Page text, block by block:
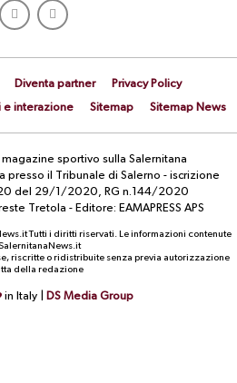
Diventa partner
Privacy Policy
e interazione
Sitemap Sitemap News
sportivo sulla Salernitana
presso il Tribunale di Salerno - iscrizione
del 29/1/2020, RG n.144/2020
Tretola - Editore: EAMAPRESS APS
Tutti i diritti riservati. Le informazioni contenute
riscritte o ridistribuite senza previa autorizzazione
della redazione
in Italy | DS Media Group